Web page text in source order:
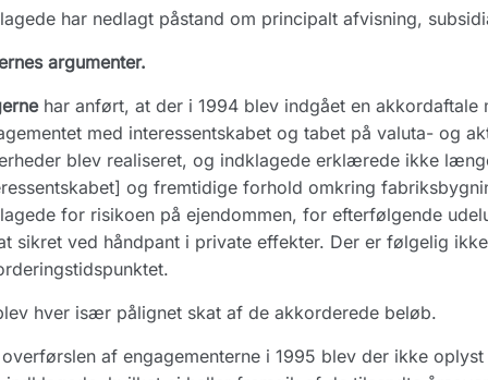
har nedlagt påstand om principalt afvisning,
argumenter.
har anført, at der i 1994 blev indgået en akkordaftale
med interessentskabet og tabet på valuta- og
blev realiseret, og indklagede erklærede ikke
og fremtidige forhold omkring
for risikoen på ejendommen, for efterfølgende
sikret ved håndpant i private effekter. Der er følgelig
hver især pålignet skat af de akkorderede beløb.
af engagementerne i 1995 blev der ikke